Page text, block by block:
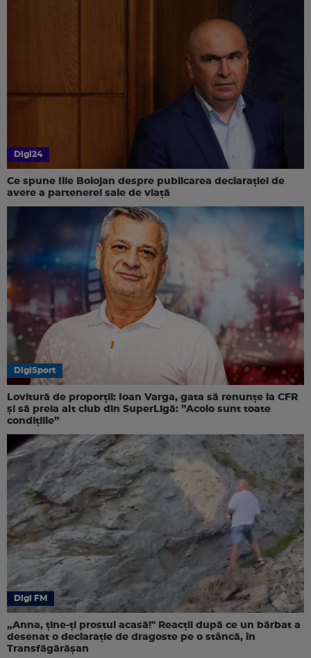
Digi24
Ce spune Ilie Bolojan despre publicarea declarației de
avere a partenerei sale de viață
DigiSport
Lovitură de proporții: Ioan Varga, gata să renunțe la CFR
și să preia alt club din SuperLigă: ”Acolo sunt toate
condițiile”
Digi FM
„Anna, ţine-ţi prostul acasă!" Reacţii după ce un bărbat a
desenat o declaraţie de dragoste pe o stâncă, în
Transfăgărăşan